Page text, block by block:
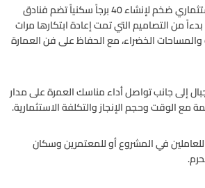
فعلى مساحة بناء تتجاوز المليوني متر مربع، تظهر معالم جديدة لمشروع استثماري ضخم لإنشاء 40 برجاً سكنياً تضم فنادق
بدءاً من التصاميم التي تمت إعادة ابتكارها مرات
الخضراء، مع الحفاظ على فن العمارة
إلى جانب تواصل أداء مناسك العمرة على مدار
الوقت وحجم الإنجاز والتكلفة الاستثمارية.
في المشروع أو للمعتمرين وسكان